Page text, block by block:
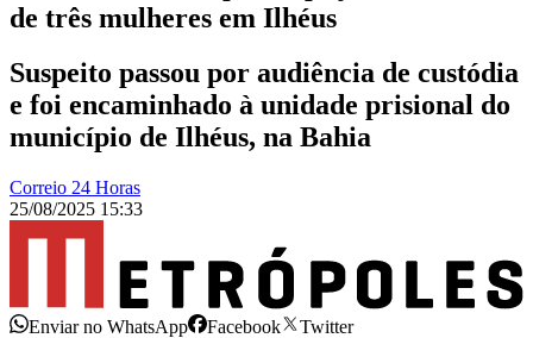
de três mulheres em Ilhéus
Suspeito passou por audiência de custódia
e foi encaminhado à unidade prisional do
município de Ilhéus, na Bahia
Correio 24 Horas
25/08/2025 15:33
Enviar no WhatsApp Facebook
Twitter